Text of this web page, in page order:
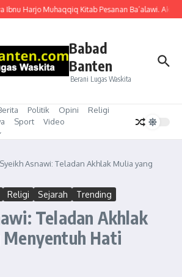
Ibnu Harjo Muhaqqiq Kitab Pesanan Ba’alawi.
Babad
Banten
Berani Lugas Waskita
Politik Opini
Religi
Sport
Video
Syeikh Asnawi: Teladan Akhlak Mulia yang
Religi Sejarah Trending
Teladan Akhlak
Menyentuh Hati